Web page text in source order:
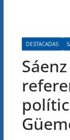
DESTACADAS